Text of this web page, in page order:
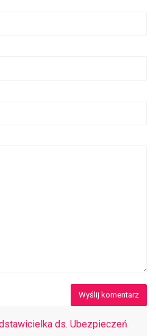
ds. Ubezpieczeń